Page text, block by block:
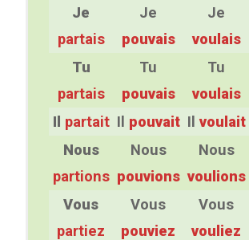
Je
partais
Je
pouvais
Je
voulais
Tu
partais
Tu
pouvais
Tu
voulais
Il partait Il pouvait Il voulait
Nous
partions
Nous
pouvions
Nous
voulions
Vous
partiez
Vous
pouviez
Vous
vouliez